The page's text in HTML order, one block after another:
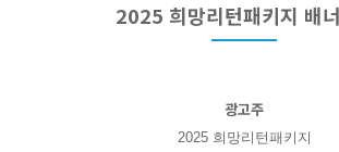
2025 희망리턴패키지 배
광고주
2025 희망리턴패키지